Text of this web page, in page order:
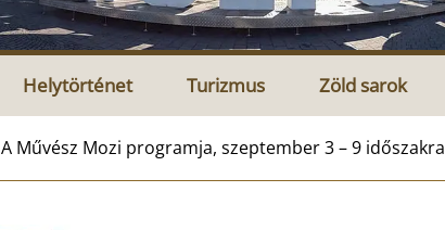
Helytörténet Turizmus Zöld sarok
A Művész Mozi programja, szeptember 3 – 9 időszakra